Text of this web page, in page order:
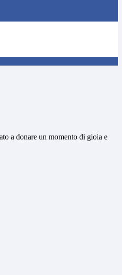
a donare un momento di gioia e